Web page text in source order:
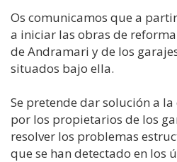
Os comunicamos que a
a iniciar las obras de
de Andramari y de los
situados bajo ella.
Se pretende dar solución a
por los propietarios de los
resolver los problemas
que se han detectado en los